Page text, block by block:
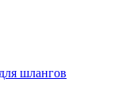
шлангов